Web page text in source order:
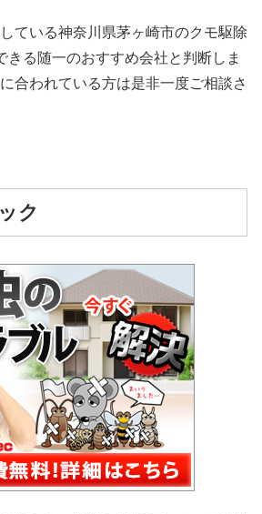
ている神奈川県茅ヶ崎市のクモ駆除
きる随一のおすすめ会社と判断しま
合われている方は是非一度ご相談さ
ク